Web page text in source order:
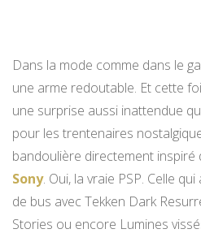
Dans la mode comme dans le
une arme redoutable. Et cette
une surprise aussi inattendue
pour les trentenaires
bandoulière directement inspiré
Sony. Oui, la vraie PSP. Celle
de bus avec Tekken Dark
Stories ou encore Lumines